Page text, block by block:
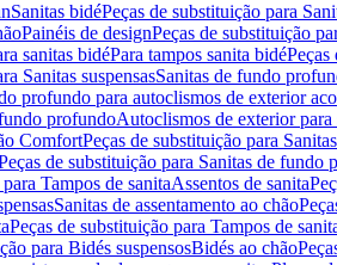
Sanitas bidéPeças de substituição para
Painéis de designPeças de substituição
sanitas bidéPara tampos sanita bidéPeças
Sanitas suspensasSanitas de fundo
profundo para autoclismos de exterior
profundoAutoclismos de exterior para
ComfortPeças de substituição para
de substituição para Sanitas de fundo
Tampos de sanitaAssentos de sanita
Sanitas de assentamento ao chão
Peças de substituição para Tampos de
para Bidés suspensosBidés ao chão